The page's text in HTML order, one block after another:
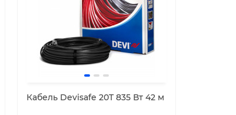
Кабель Devisafe 20T 835 Вт 42 м